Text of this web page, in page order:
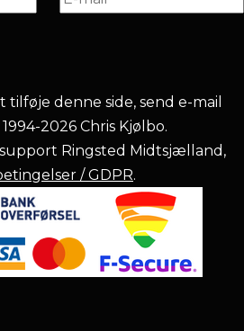
denne side, send e-mail
1994-2026 Chris Kjølbo.
Ringsted Midtsjælland,
/ GDPR.